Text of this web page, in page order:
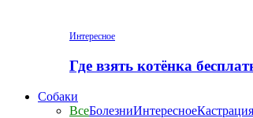
Интересное
Где взять котёнка
Собаки
ВсеБолезниИнтересное